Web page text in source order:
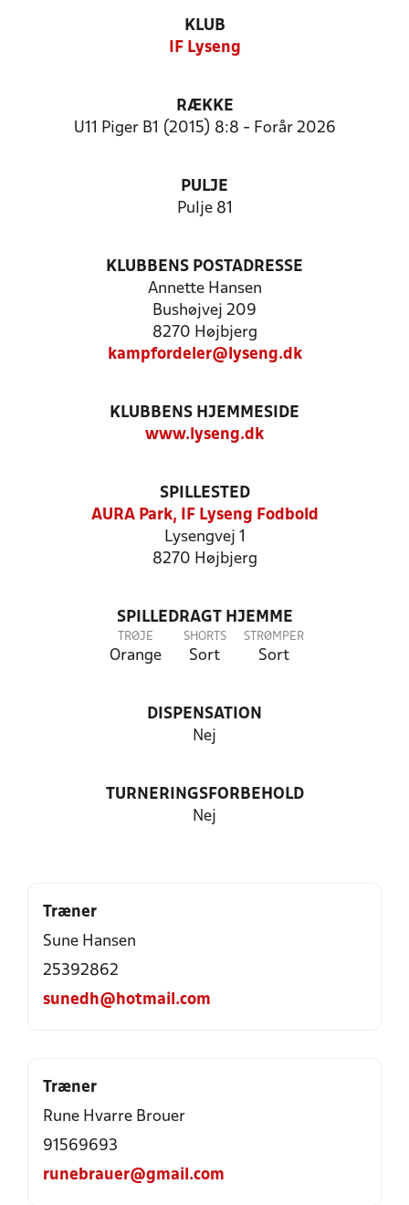
KLUB
IF Lyseng
RÆKKE
U11 Piger B1 (2015) 8:8 - Forår 2026
PULJE
Pulje 81
KLUBBENS POSTADRESSE
Annette Hansen
Bushøjvej 209
8270 Højbjerg
kampfordeler@lyseng.dk
KLUBBENS HJEMMESIDE
www.lyseng.dk
SPILLESTED
AURA Park, IF Lyseng Fodbold
Lysengvej 1
8270 Højbjerg
SPILLEDRAGT HJEMME
TRØJE
Orange
SHORTS
Sort
STRØMPER
Sort
DISPENSATION
Nej
TURNERINGSFORBEHOLD
Nej
Træner
Sune Hansen
25392862
sunedh@hotmail.com
Træner
Rune Hvarre Brouer
91569693
runebrauer@gmail.com